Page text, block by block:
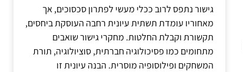
גישור נתפס לרוב ככלי מעשי לפתרון סכסוכים, אך
מאחוריו עומדת תשתית עיונית רחבה העוסקת ביחסים,
תקשורת וקבלת החלטות. מחקרי גישור שואבים
מתחומים כמו פסיכולוגיה חברתית, סוציולוגיה, תורת
המשחקים ופילוסופיה מוסרית. הבנה עיונית זו